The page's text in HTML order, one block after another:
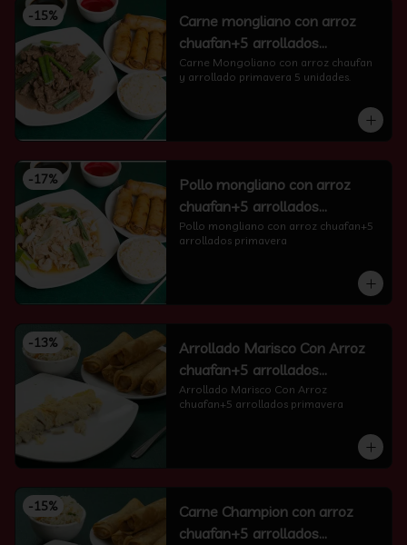
-15%
Carne mongliano con arroz
chuafan+5 arrollados
primavera
Carne Mongoliano con arroz chaufan
y arrollado primavera 5 unidades.
-17%
Pollo mongliano con arroz
chuafan+5 arrollados
primavera
Pollo mongliano con arroz chuafan+5
arrollados primavera
-13%
Arrollado Marisco Con Arroz
chuafan+5 arrollados
primavera
Arrollado Marisco Con Arroz
chuafan+5 arrollados primavera
-15%
Carne Champion con arroz
chuafan+5 arrollados